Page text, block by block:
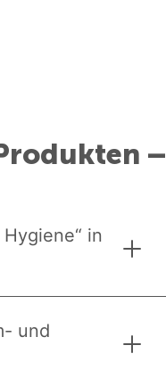
–
in
und